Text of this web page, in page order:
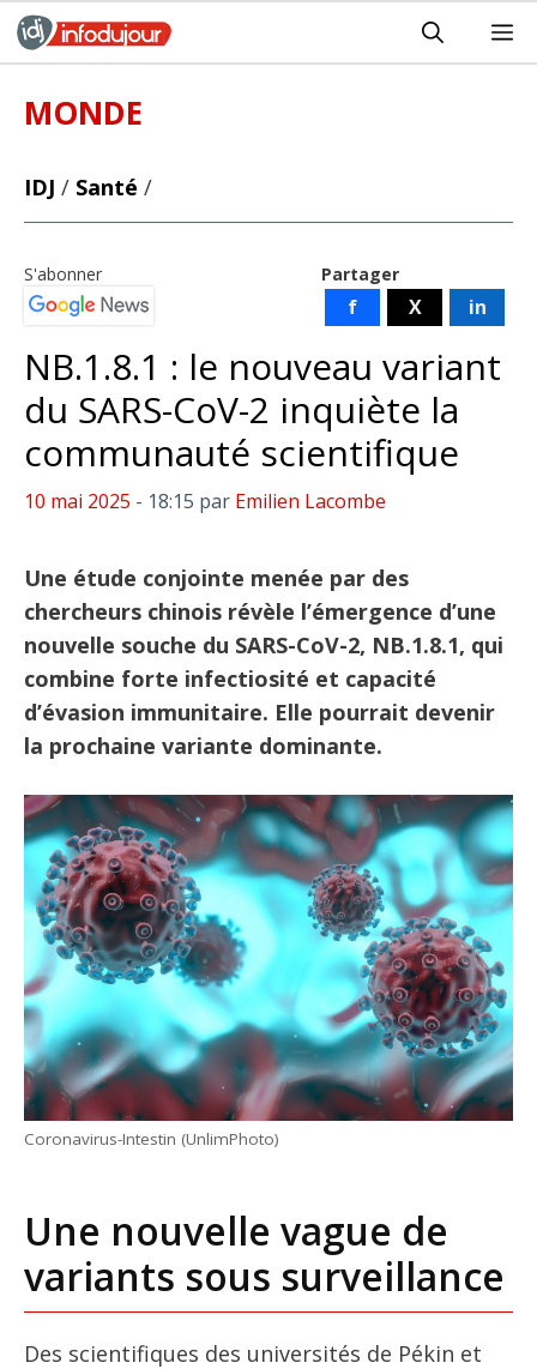
Aller
au
MONDE
IDJ / Santé /
Partager
f X in
S'abonner
NB.1.8.1 : le nouveau variant
du SARS-CoV-2 inquiète la
communauté scientifique
10 mai 2025 - 18:15 par Emilien Lacombe
Une étude conjointe menée par des
chercheurs chinois révèle l’émergence d’une
nouvelle souche du SARS-CoV-2, NB.1.8.1, qui
combine forte infectiosité et capacité
d’évasion immunitaire. Elle pourrait devenir
la prochaine variante dominante.
Coronavirus-Intestin (UnlimPhoto)
Une nouvelle vague de
variants sous surveillance
Des scientifiques des universités de Pékin et